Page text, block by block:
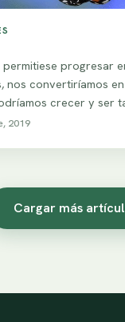
permitiese progresar
nos convertiríamos
crecer y ser
2019
Cargar más